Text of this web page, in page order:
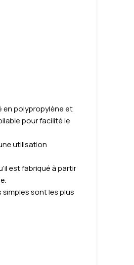
en polypropylène et
pour facilité le
utilisation
est fabriqué à partir
simples sont les plus